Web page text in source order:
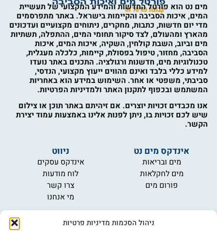
ניהול הסכמות מדיניות פרטיות
מים נט הוא פורטל החדשות והמידע המקצועי של תעשיית
המים, איכות הסביבה והקיימות בישראל. באתר מתפרסמים
מדי יום חדשות, כתבות, מחקרים, ניתוחים מקצועיים ועדכונים
מהארץ ומהעולם, לצד סיקור תחומי המים, ההתפלה, תשתיות
מים וביוב, השבת קולחין, השקיה, איכות המים, איכות
הסביבה, מחזור, טיפול בפסולת, קיימות, כלכלה מעגלית,
טכנולוגיות מים, חדשנות ורגולציה. התכנים באתר נועדו
למידע כללי בלבד ואינם מהווים ייעוץ מקצועי, הנדסי,
סביבתי, משפטי או אחר. השימוש במידע הוא באחריות
המשתמש ובכפוף לתקנון האתר ולמדיניות הפרטיות.
אנו מכבדים זכויות יוצרים. אם זיהיתם באתר תוכן או צילום
שיש לכם זכויות בו, ניתן לפנות אלינו באמצעות עמוד יצירת
הקשר.
אינדקס מים נט
מים ובריאות
מים לחקלאות
פורום מים
ניווט
אינדקס עסקים
לוח מודעות
צרו קשר
מי אנחנו
מידע
תקנון